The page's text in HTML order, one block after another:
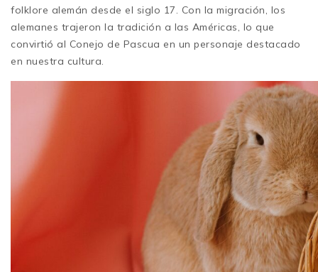
folklore alemán desde el siglo 17. Con la migración, los
alemanes trajeron la tradición a las Américas, lo que
convirtió al Conejo de Pascua en un personaje destacado
en nuestra cultura.